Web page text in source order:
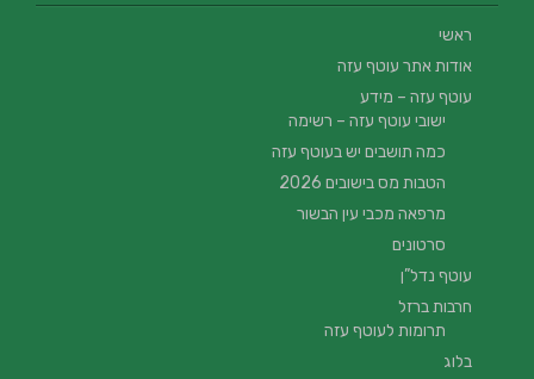
ראשי
אודות אתר עוטף עזה
עוטף עזה – מידע
ישובי עוטף עזה – רשימה
כמה תושבים יש בעוטף עזה
הטבות מס בישובים 2026
מרפאה מכבי עין הבשור
סרטונים
עוטף נדל”ן
חרבות ברזל
תרומות לעוטף עזה
בלוג